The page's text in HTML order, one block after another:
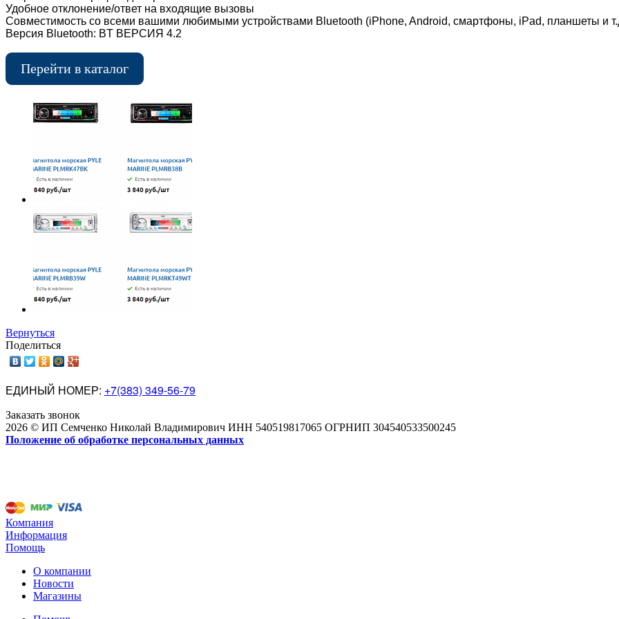
Удобное отклонение/ответ на входящие вызовы
Совместимость со всеми вашими любимыми устройствами Bluetooth (iPhone, Android, смартфоны, iPad, планшеты и
Версия Bluetooth: BT ВЕРСИЯ 4.2
Перейти в каталог
Вернуться
Поделиться
ЕДИНЫЙ НОМЕР: +7(383) 349-56-79
Заказать звонок
2026 © ИП Семченко Николай Владимирович ИНН 540519817065 ОГРНИП 304540533500245
Положение об обработке персональных данных
Компания
Информация
Помощь
О компании
Новости
Магазины